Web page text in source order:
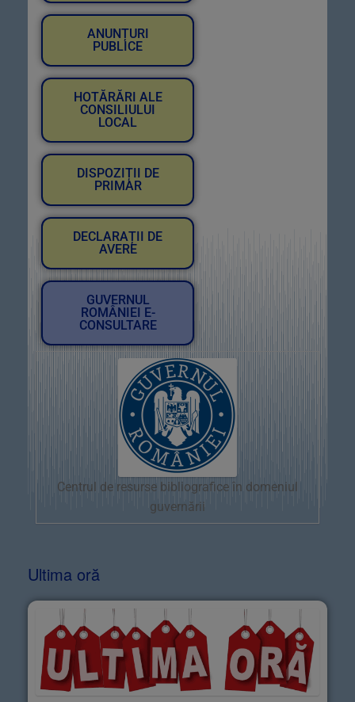
ANUNȚURI
PUBLICE
HOTĂRĂRI ALE
CONSILIULUI
LOCAL
DISPOZIȚII DE
PRIMAR
DECLARAȚII DE
AVERE
GUVERNUL
ROMÂNIEI E-
CONSULTARE
Centrul de resurse bibliografice în domeniul
guvernării
Ultima oră